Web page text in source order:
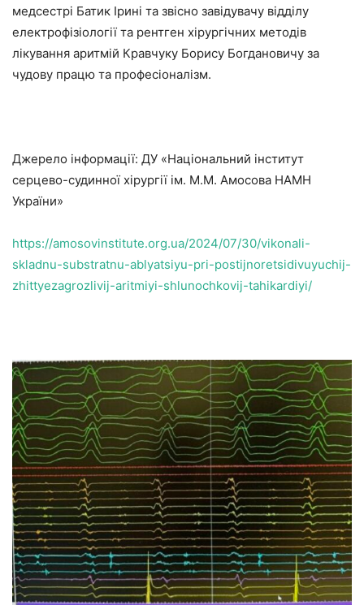
медсестрі Батик Ірині та звісно завідувачу відділу
електрофізіології та рентген хірургічних методів
лікування аритмій Кравчуку Борису Богдановичу за
чудову працю та професіоналізм.
Джерело інформації: ДУ «Національний інститут
серцево-судинної хірургії ім. М.М. Амосова НАМН
України»
https://amosovinstitute.org.ua/2024/07/30/vikonali-
skladnu-substratnu-ablyatsiyu-pri-postijnoretsidivuyuchij-
zhittyezagrozlivij-aritmiyi-shlunochkovij-tahikardiyi/